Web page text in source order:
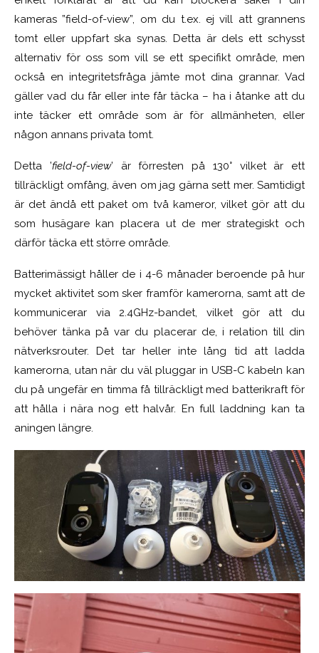
kameras ”field-of-view”, om du t.ex. ej vill att grannens
tomt eller uppfart ska synas. Detta är dels ett schysst
alternativ för oss som vill se ett specifikt område, men
också en integritetsfråga jämte mot dina grannar. Vad
gäller vad du får eller inte får täcka – ha i åtanke att du
inte täcker ett område som är för allmänheten, eller
någon annans privata tomt.
Detta ’field-of-view’ är förresten på 130° vilket är ett
tillräckligt omfång, även om jag gärna sett mer. Samtidigt
är det ändå ett paket om två kameror, vilket gör att du
som husägare kan placera ut de mer strategiskt och
därför täcka ett större område.
Batterimässigt håller de i 4-6 månader beroende på hur
mycket aktivitet som sker framför kamerorna, samt att de
kommunicerar via 2.4GHz-bandet, vilket gör att du
behöver tänka på var du placerar de, i relation till din
nätverksrouter. Det tar heller inte lång tid att ladda
kamerorna, utan när du väl pluggar in USB-C kabeln kan
du på ungefär en timma få tillräckligt med batterikraft för
att hålla i nära nog ett halvår. En full laddning kan ta
aningen längre.